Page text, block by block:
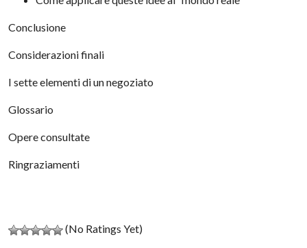
Conclusione
Considerazioni finali
I sette elementi di un negoziato
Glossario
Opere consultate
Ringraziamenti
(No Ratings Yet)